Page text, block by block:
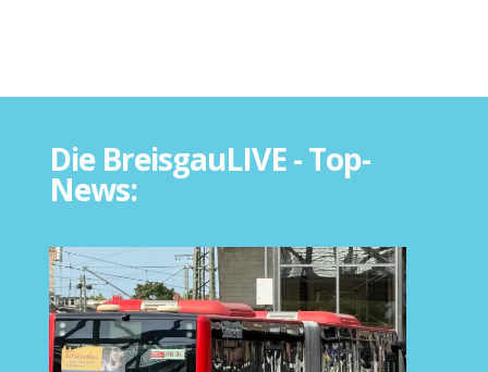
Die BreisgauLIVE - Top-
News: